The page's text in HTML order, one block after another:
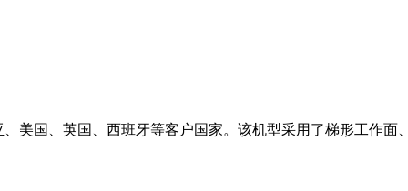
美国、英国、西班牙等客户国家。该机型采用了梯形工作